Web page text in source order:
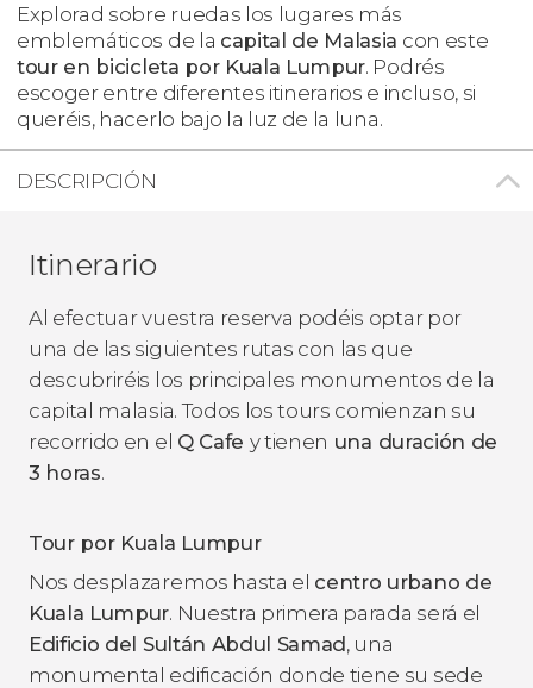
Explorad sobre ruedas los lugares más
emblemáticos de la capital de Malasia con este
tour en bicicleta por Kuala Lumpur. Podrés
escoger entre diferentes itinerarios e incluso, si
queréis, hacerlo bajo la luz de la luna.
DESCRIPCIÓN
Itinerario
Al efectuar vuestra reserva podéis optar por
una de las siguientes rutas con las que
descubriréis los principales monumentos de la
capital malasia. Todos los tours comienzan su
recorrido en el Q Cafe y tienen una duración de
3 horas.
Tour por Kuala Lumpur
Nos desplazaremos hasta el centro urbano de
Kuala Lumpur. Nuestra primera parada será el
Edificio del Sultán Abdul Samad, una
monumental edificación donde tiene su sede